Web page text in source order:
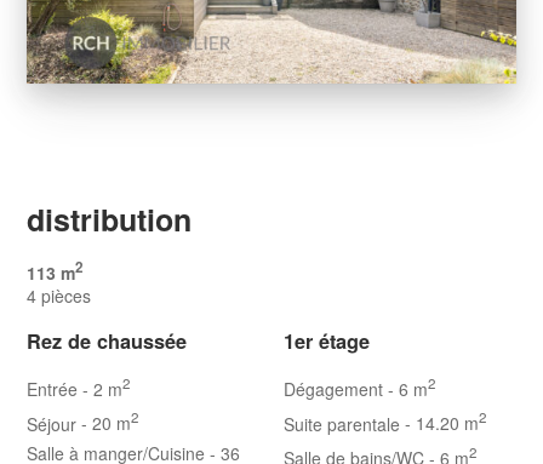
distribution
113 m2
4 pièces
Rez de chaussée
Entrée - 2 m2
Séjour - 20 m2
Salle à manger/Cuisine - 36
1er étage
Dégagement - 6 m2
Suite parentale - 14.20 m2
Salle de bains/WC - 6 m2